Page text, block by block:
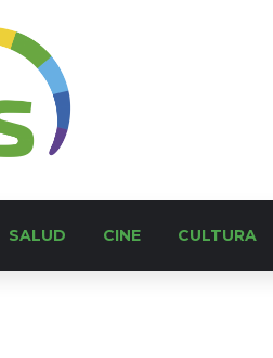
SALUD CINE CULTURA